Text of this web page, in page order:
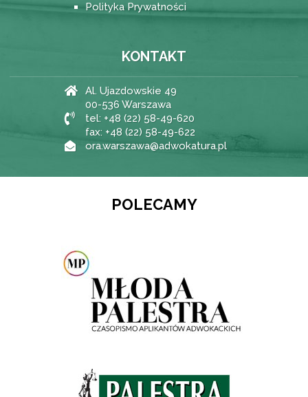
Polityka Prywatności
KONTAKT
Al. Ujazdowskie 49
00-536 Warszawa
tel: +48 (22) 58-49-620
fax: +48 (22) 58-49-622
ora.warszawa@adwokatura.pl
POLECAMY